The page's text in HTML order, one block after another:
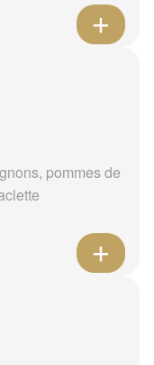
pommes de